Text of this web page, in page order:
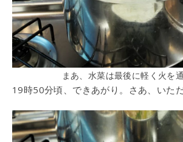
まあ、水菜は最後に軽く火を
19時50分頃、できあがり。さあ、いただ